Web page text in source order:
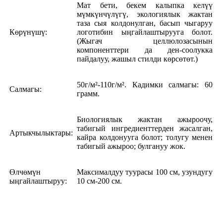
Көрүнүшү:
Мат бети, бекем калыпка келүү
мүмкүнчүлүгү, экологиялык жактан
таза сыя колдонулган, басып чыгаруу
логотибин ыңгайлаштырууга болот.
(Жыгач целлюлозасынын
компоненттери да ден-соолукка
пайдалуу, жашыл стилди көрсөтөт.)
Салмагы:
50г/м²-110г/м². Кадимки салмагы: 60
грамм.
Артыкчылыктары:
Биологиялык жактан ажыроочу,
табигый ингредиенттерден жасалган,
кайра колдонууга болот; толугу менен
табигый ажыроо; булгануу жок.
Өлчөмүн
ыңгайлаштыруу:
Максималдуу туурасы 100 см, узундугу
10 см-200 см.